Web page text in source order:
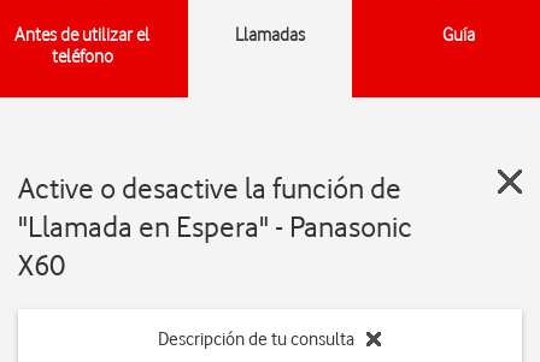
Antes de utilizar el
teléfono
Llamadas Guía
Active o desactive la función de
"Llamada en Espera" - Panasonic
X60
Descripción de tu consulta